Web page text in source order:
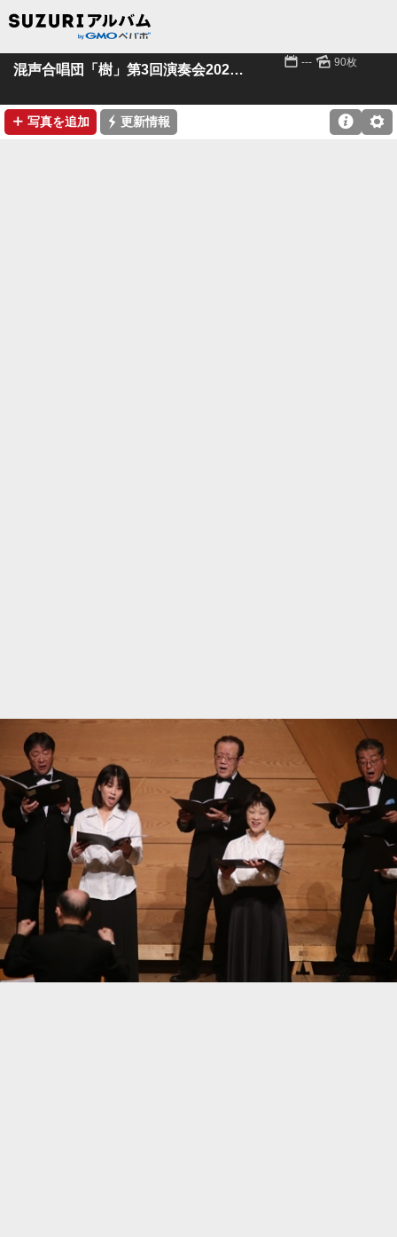
混声合唱団「樹」第3回演奏会20230528 📅 --- 🌄 90枚
➕ 写真を追加 ⚡ 更新情報 ⚙
